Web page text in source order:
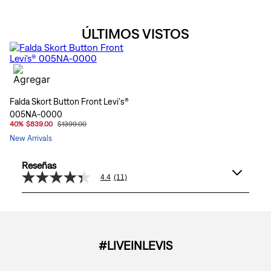
ÚLTIMOS VISTOS
Falda Skort Button Front Levi's®
005NA-0000
40% $839.00 $1399.00
New Arrivals
Reseñas
4.4
de
4.4 (11)
#LIVEINLEVIS